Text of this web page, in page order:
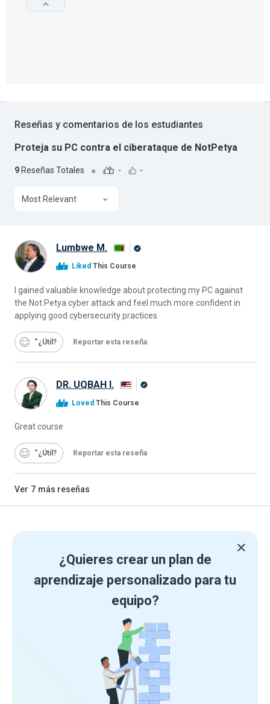
Reseñas y comentarios de los estudiantes
Proteja su PC contra el ciberataque de NotPetya
9 Reseñas Totales - -
Most Relevant
Lumbwe M.
Alison
Liked This Course
I gained valuable knowledge about protecting my PC against
the Not Petya cyber attack and feel much more confident in
applying good cybersecurity practices.
“¿Útil Reportar esta reseña
DR. UQBAH I.
Loved This Course
Great course
“¿Útil Reportar esta reseña
Ver 7 más reseñas
¿Quieres crear un plan de
aprendizaje personalizado para tu
equipo?